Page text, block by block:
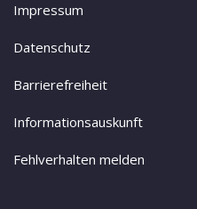
Impressum
Datenschutz
Barrierefreiheit
Informationsauskunft
Fehlverhalten melden